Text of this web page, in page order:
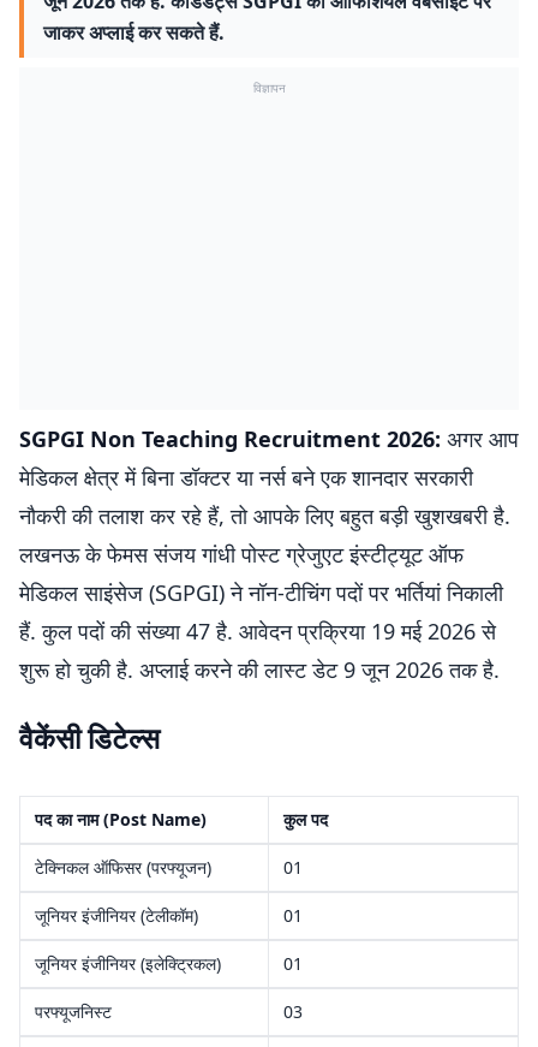
जाकर अप्लाई कर सकते हैं.
विज्ञापन
SGPGI Non Teaching Recruitment 2026: अगर आप
मेडिकल क्षेत्र में बिना डॉक्टर या नर्स बने एक शानदार सरकारी
नौकरी की तलाश कर रहे हैं, तो आपके लिए बहुत बड़ी खुशखबरी है.
लखनऊ के फेमस संजय गांधी पोस्ट ग्रेजुएट इंस्टीट्यूट ऑफ
मेडिकल साइंसेज (SGPGI) ने नॉन-टीचिंग पदों पर भर्तियां निकाली
हैं. कुल पदों की संख्या 47 है. आवेदन प्रक्रिया 19 मई 2026 से
शुरू हो चुकी है. अप्लाई करने की लास्ट डेट 9 जून 2026 तक है.
वैकेंसी डिटेल्स
पद का नाम (Post Name) कुल पद
टेक्निकल ऑफिसर (परफ्यूजन) 01
जूनियर इंजीनियर (टेलीकॉम) 01
जूनियर इंजीनियर (इलेक्ट्रिकल) 01
परफ्यूजनिस्ट 03